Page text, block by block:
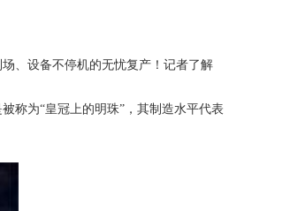
、设备不停机的无忧复产！记者了解
称为“皇冠上的明珠”，其制造水平代表